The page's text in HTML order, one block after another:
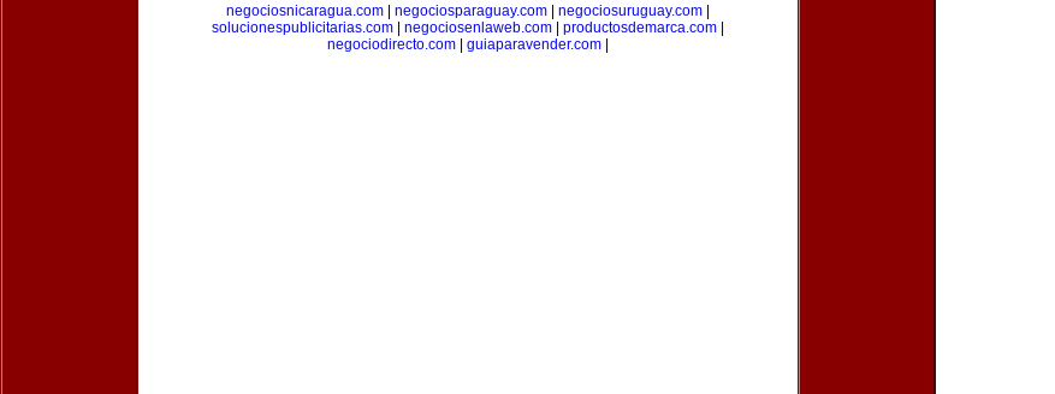
negociosnicaragua.com
negociosparaguay.com negociosuruguay.com
solucionespublicitarias.com
negociosenlaweb.com productosdemarca.com
negociodirecto.com
guiaparavender.com